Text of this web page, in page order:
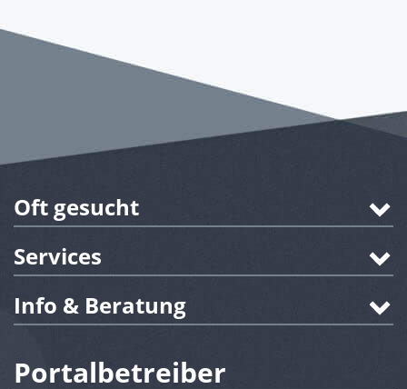
Oft gesucht
Services
Info & Beratung
Portalbetreiber